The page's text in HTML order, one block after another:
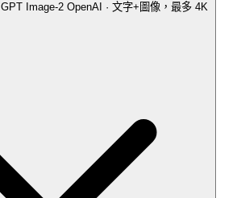
GPT Image-2 OpenAI · 文字+圖像，最多 4K